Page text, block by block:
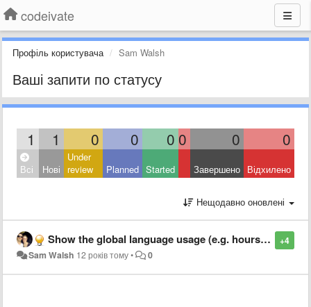
codeivate
Профіль користувача Sam Walsh
Ваші запити по статусу
1 1 0 0 0 0 0 0
Всі Нові
Under
review
Planned Started Завершено Відхилено
Нещодавно оновлені
+4
Show the global language usage (e.g. hours spent in PHP) on Trends page
Sam Walsh 12 років тому• 0